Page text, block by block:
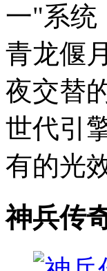
一"系统
青龙偃
夜交替
世代引
有的光
神兵传